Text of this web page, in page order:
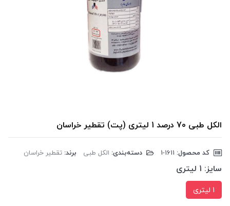
الکل طبی 70 درصد 1 لیتری (پت) تقطیر خراسان
کد محصول: دسته‌بندی: الکل طبی برند: تقطیر خراسان
سایز: 1 لیتری
1 لیتری